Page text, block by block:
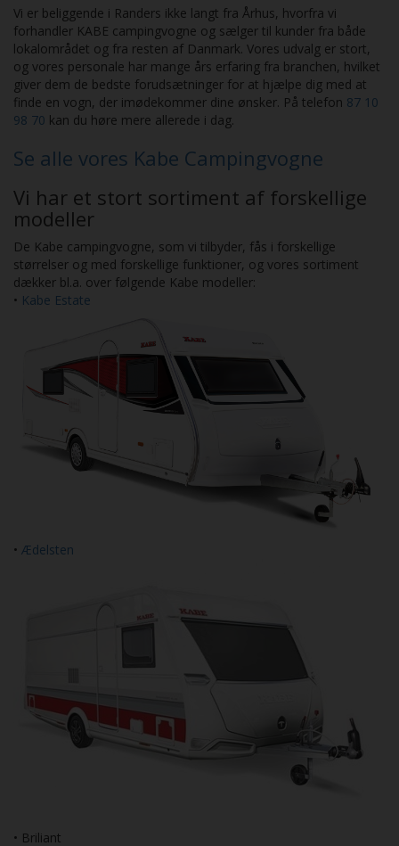
Vi er beliggende i Randers ikke langt fra Århus, hvorfra vi
forhandler KABE campingvogne og sælger til kunder fra både
lokalområdet og fra resten af Danmark. Vores udvalg er stort,
og vores personale har mange års erfaring fra branchen, hvilket
giver dem de bedste forudsætninger for at hjælpe dig med at
finde en vogn, der imødekommer dine ønsker. På telefon 87 10
98 70 kan du høre mere allerede i dag.
Se alle vores Kabe Campingvogne
Vi har et stort sortiment af forskellige
modeller
De Kabe campingvogne, som vi tilbyder, fås i forskellige
størrelser og med forskellige funktioner, og vores sortiment
dækker bl.a. over følgende Kabe modeller:
• Kabe Estate
• Ædelsten
• Briliant